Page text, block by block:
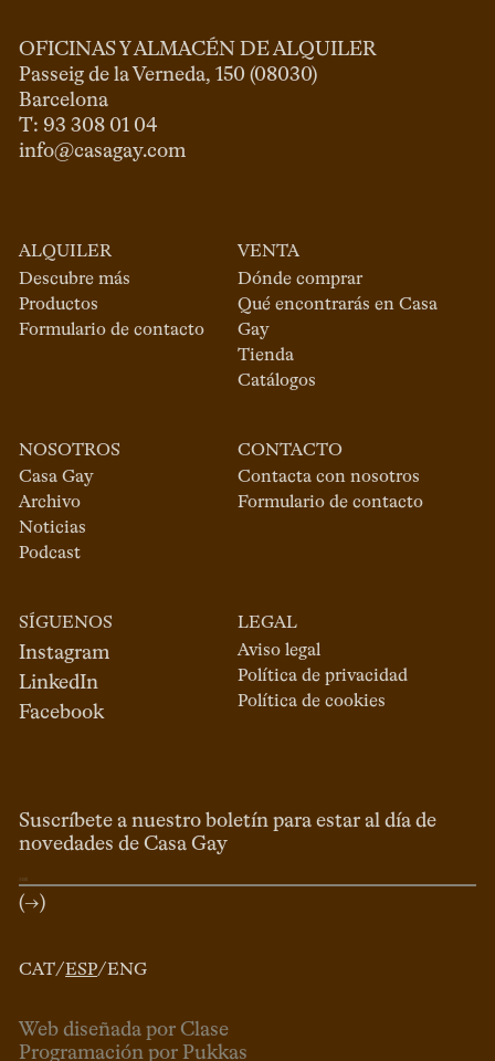
OFICINAS Y ALMACÉN DE ALQUILER
Passeig de la Verneda, 150 (08030)
Barcelona
info@casagay.com
ALQUILER
Descubre más
Productos
Formulario de contacto
VENTA
Dónde comprar
Qué encontrarás en Casa
Gay
Tienda
Catálogos
NOSOTROS
Casa Gay
Archivo
Noticias
Podcast
CONTACTO
Contacta con nosotros
Formulario de contacto
SÍGUENOS
Instagram
LinkedIn
Facebook
LEGAL
Aviso legal
Política de privacidad
Política de cookies
CAT/ESP/ENG
Suscríbete a nuestro boletín para estar al día de
novedades de Casa Gay
(→)
Web diseñada por Clase
Programación por Pukkas